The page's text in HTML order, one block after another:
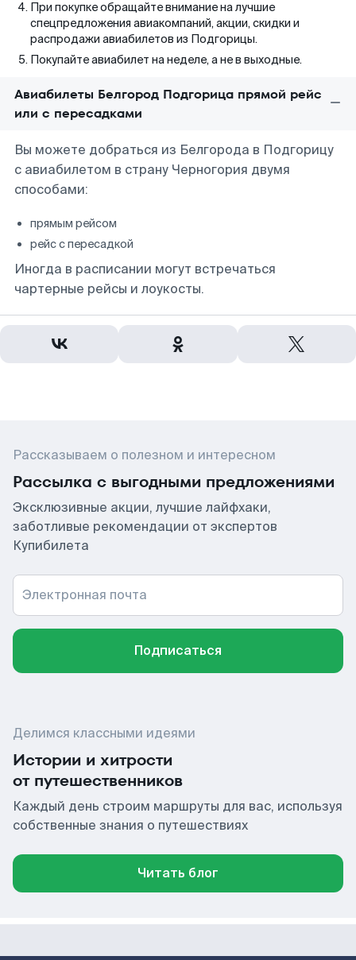
При покупке обращайте внимание на лучшие
спецпредложения авиакомпаний, акции, скидки и
распродажи авиабилетов из Подгорицы.
Покупайте авиабилет на неделе, а не в выходные.
Авиабилеты Белгород Подгорица прямой рейс
или с пересадками
Вы можете добраться из Белгорода в Подгорицу
с авиабилетом в страну Черногория двумя
способами:
прямым рейсом
рейс с пересадкой
Иногда в расписании могут встречаться
чартерные рейсы и лоукосты.
Рассказываем о полезном и интересном
Рассылка с выгодными предложениями
Эксклюзивные акции, лучшие лайфхаки,
заботливые рекомендации от экспертов
Купибилета
Электронная почта
Подписаться
Делимся классными идеями
Истории и хитрости
от путешественников
Каждый день строим маршруты для вас, используя
собственные знания о путешествиях
Читать блог